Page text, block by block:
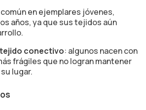
en ejemplares jóvenes,
años, ya que sus tejidos aún
conectivo: algunos nacen con
frágiles que no logran mantener
lugar.